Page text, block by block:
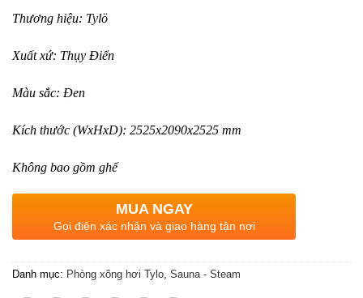
Thương hiệu: Tylö
Xuất xứ: Thụy Điển
Màu sắc: Đen
Kích thước (WxHxD): 2525x2090x2525 mm
Không bao gồm ghế
MUA NGAY
Gọi điện xác nhận và giao hàng tận nơi
Danh mục: Phòng xông hơi Tylo, Sauna - Steam